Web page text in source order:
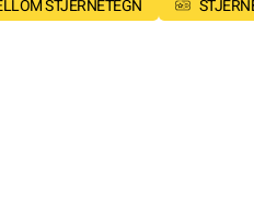
STJERNETEGN